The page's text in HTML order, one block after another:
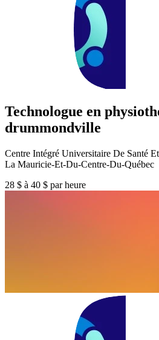
Technologue en
drummondville
Centre Intégré Universitaire De Santé
La Mauricie-Et-Du-Centre-Du-Québec
28 $ à 40 $ par heure